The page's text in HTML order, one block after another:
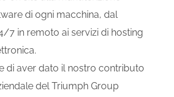
di ogni macchina, dal
7 in remoto ai servizi di hosting
di aver dato il nostro contributo
del Triumph Group